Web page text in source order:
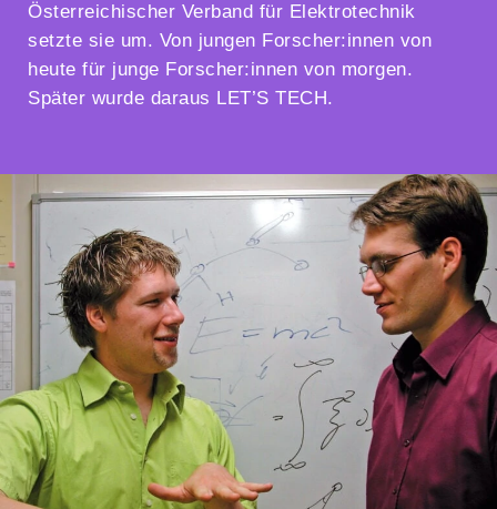
Österreichischer Verband für Elektrotechnik
setzte sie um. Von jungen Forscher:innen von
heute für junge Forscher:innen von morgen.
Später wurde daraus LET’S TECH.